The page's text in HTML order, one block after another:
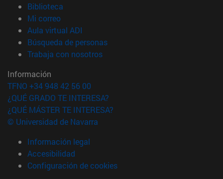
Biblioteca
Mi correo(abre en nueva ventana)
Aula virtual ADI
Búsqueda de personas(abre en nueva ventana)
Trabaja con nosotros(abre en nueva ventana)
Información
TFNO +34 948 42 56 00
¿QUÉ GRADO TE INTERESA?
¿QUÉ MÁSTER TE INTERESA?
© Universidad de Navarra
Información legal
Accesibilidad
Configuración de cookies